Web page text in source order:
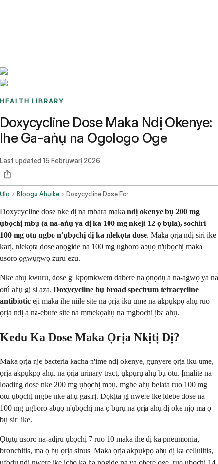
HEALTH LIBRARY
Doxycycline Dose Maka Ndị Okenye:
Ihe Ga-aṅụ na Ogologo Oge
Last updated 15 Febrụwarị 2026
Ụlọ Blọọgụ Ahụike Doxycycline Dose For
Doxycycline dose nke dị na mbara maka ndị okenye bụ 200 mg
ụbọchị mbụ (a na-aṅụ ya dị ka 100 mg nkeji 12 ọ bụla), sochiri
100 mg otu ugbo n'ụbọchị dị ka nlekọta dose. Maka ọrịa ndị siri ike
karị, nlekọta dose anọgide na 100 mg ugboro abụọ n'ụbọchị maka
usoro ọgwụgwọ zuru ezu.
Nke ahụ kwuru, dose gị kpọmkwem dabere na ọnọdụ a na-agwọ ya na
otú ahụ gị si aza. Doxycycline bụ broad spectrum tetracycline
antibiotic eji maka ihe niile site na ọrịa iku ume na akpụkpọ ahụ ruo
ọrịa ndị a na-ebufe site na mmekọahụ na mgbochi ịba ahụ.
Kedu Ka Dose Maka Ọrịa Nkịtị Dị?
Maka ọrịa nje bacteria kacha n'ime ndị okenye, gụnyere ọrịa iku ume,
ọrịa akpụkpọ ahụ, na ọrịa urinary tract, ụkpụrụ ahụ bụ otu. Ịmalite na
loading dose nke 200 mg ụbọchị mbụ, mgbe ahụ belata ruo 100 mg
otu ụbọchị mgbe nke ahụ gasịrị. Dọkịta gị nwere ike idebe dose na
100 mg ugboro abụọ n'ụbọchị ma ọ bụrụ na ọrịa ahụ dị oke njọ ma ọ
bụ siri ike.
Ọtụtụ usoro na-adịru ụbọchị 7 ruo 10 maka ihe dị ka pneumonia,
bronchitis, ma ọ bụ ọrịa sinus. Maka ọrịa akpụkpọ ahụ dị ka cellulitis,
ụfọdụ ndị nwere ike ịchọ ka ha nọgide na ya obere oge, ruo ụbọchị 14,